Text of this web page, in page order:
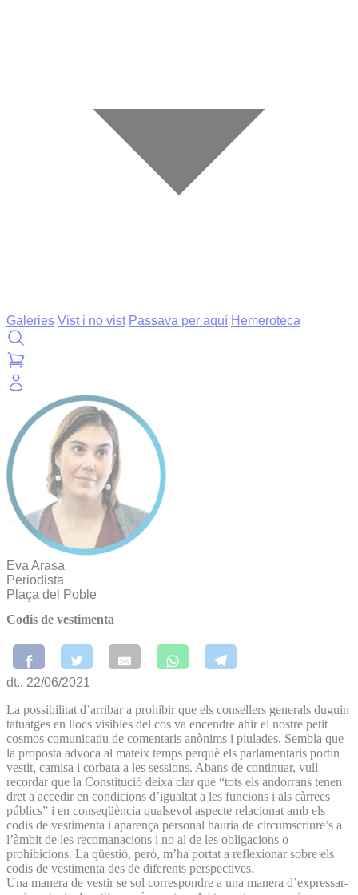
Galeries Vist i no vist Passava per aquí Hemeroteca
Eva Arasa
Periodista
Plaça del Poble
Codis de vestimenta
dt., 22/06/2021
La possibilitat d’arribar a prohibir que els consellers generals duguin
tatuatges en llocs visibles del cos va encendre ahir el nostre petit
cosmos comunicatiu de comentaris anònims i piulades. Sembla que
la proposta advoca al mateix temps perquè els parlamentaris portin
vestit, camisa i corbata a les sessions. Abans de continuar, vull
recordar que la Constitució deixa clar que “tots els andorrans tenen
dret a accedir en condicions d’igualtat a les funcions i als càrrecs
públics” i en conseqüència qualsevol aspecte relacionat amb els
codis de vestimenta i aparença personal hauria de circumscriure’s a
l’àmbit de les recomanacions i no al de les obligacions o
prohibicions. La qüestió, però, m’ha portat a reflexionar sobre els
codis de vestimenta des de diferents perspectives.
Una manera de vestir se sol correspondre a una manera d’expressar-